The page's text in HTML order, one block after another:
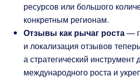
ресурсов или большого
конкретным регионам.
Отзывы как рычаг роста—
и локализация отзывов
а стратегический инструмент
международного роста и